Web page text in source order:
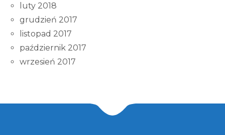
luty 2018
grudzień 2017
listopad 2017
październik 2017
wrzesień 2017